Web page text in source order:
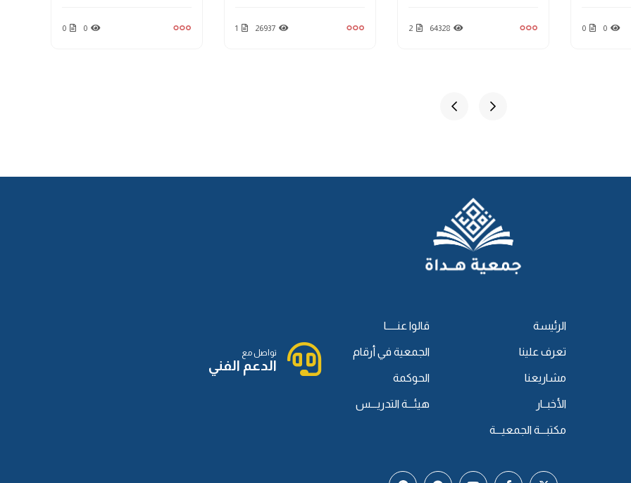
0
0
64328
2
26937
1
0
0
الرئيسة
تعرف علينا
مشاريعنا
الأخبــار
مكتبـــة الجمعيـــة
قالوا عنـــــا
الجمعية في أرقام
الحوكمة
هيئـــة التدريـــس
تواصل مع
الدعم الفني